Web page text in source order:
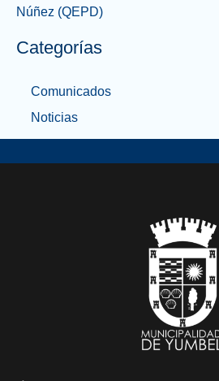
Núñez (QEPD)
Categorías
Comunicados
Noticias